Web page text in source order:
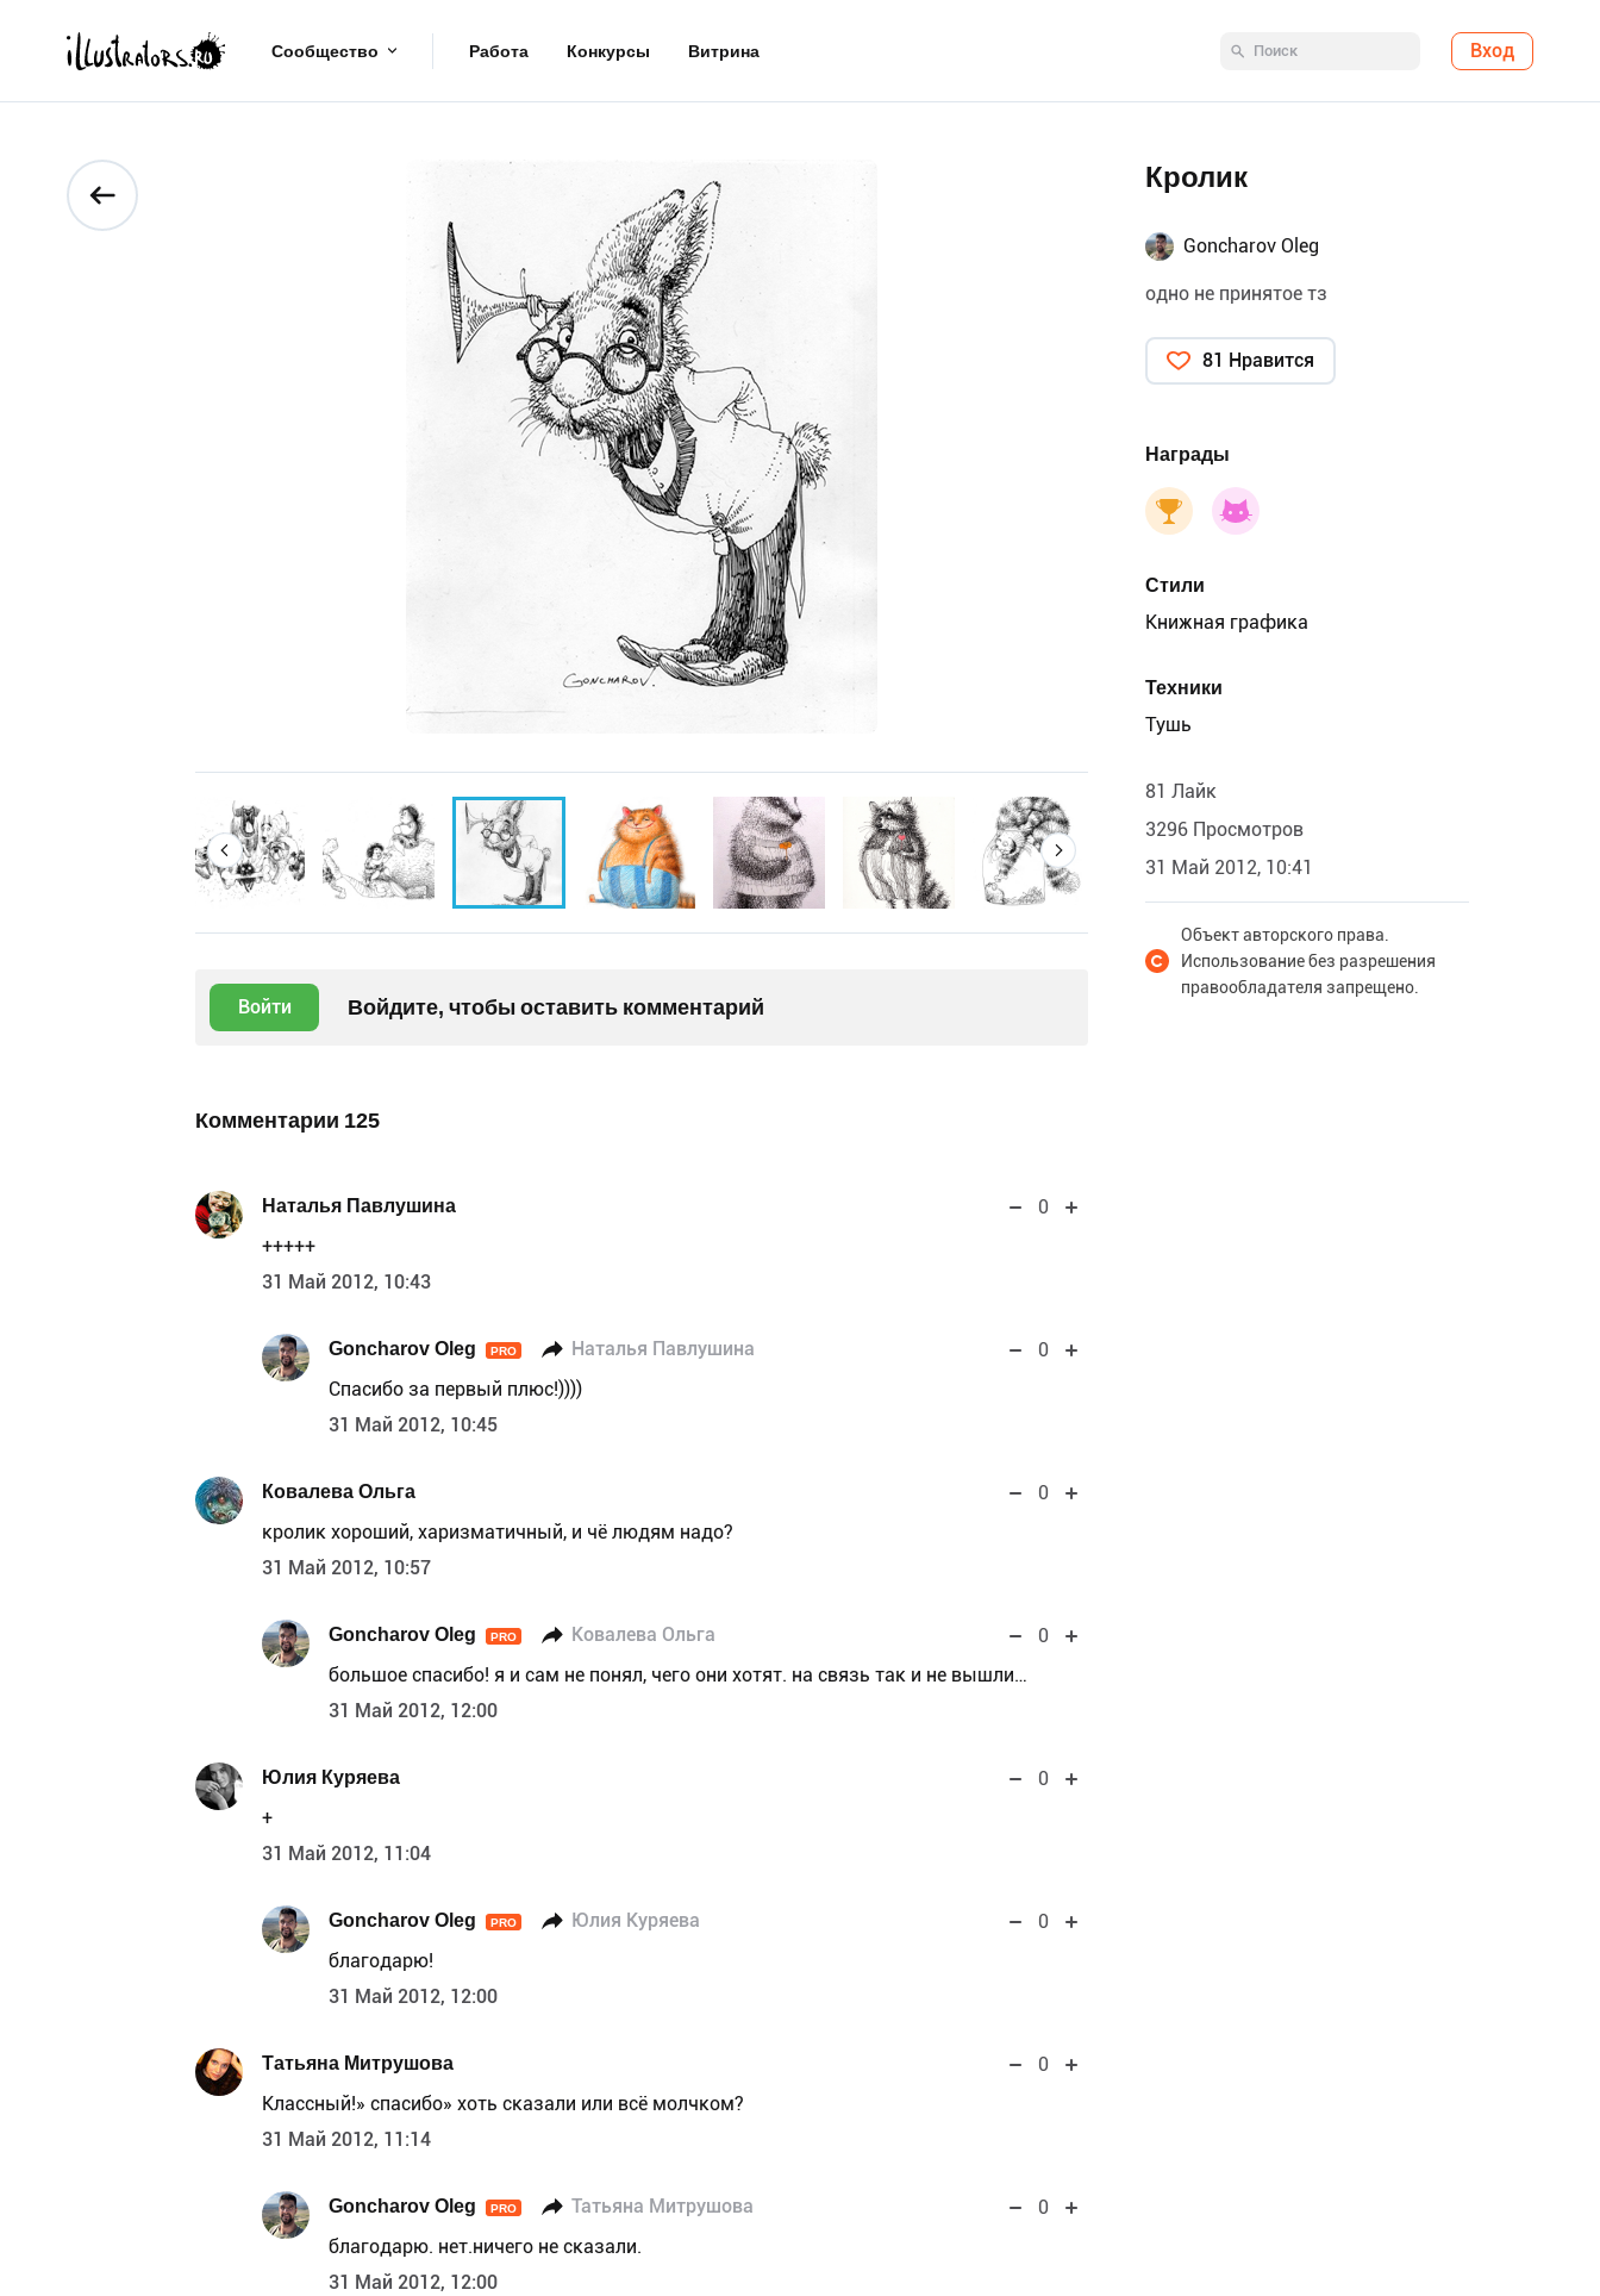
Сообщество Работа Конкурсы Витрина Вход
Войти Войдите, чтобы оставить комментарий
Комментарии 125
Наталья Павлушина
0
+++++
31 Май 2012, 10:43
Goncharov Oleg PRO Наталья Павлушина
0
Спасибо за первый плюс!))))
31 Май 2012, 10:45
Ковалева Ольга
0
кролик хороший, харизматичный, и чё людям надо?
31 Май 2012, 10:57
Goncharov Oleg PRO Ковалева Ольга
0
большое спасибо! я и сам не понял, чего они хотят. на связь так и не вышли…
31 Май 2012, 12:00
Юлия Куряева
0
+
31 Май 2012, 11:04
Goncharov Oleg PRO Юлия Куряева
0
благодарю!
31 Май 2012, 12:00
Татьяна Митрушова
0
Классный!» спасибо» хоть сказали или всё молчком?
31 Май 2012, 11:14
Goncharov Oleg PRO Татьяна Митрушова
0
благодарю. нет.ничего не сказали.
31 Май 2012, 12:00
Кролик
Goncharov Oleg
одно не принятое тз
81 Нравится
Награды
Стили
Книжная графика
Техники
Тушь
81 Лайк
3296 Просмотров
31 Май 2012, 10:41
Объект авторского права.
Использование без разрешения
правообладателя запрещено.